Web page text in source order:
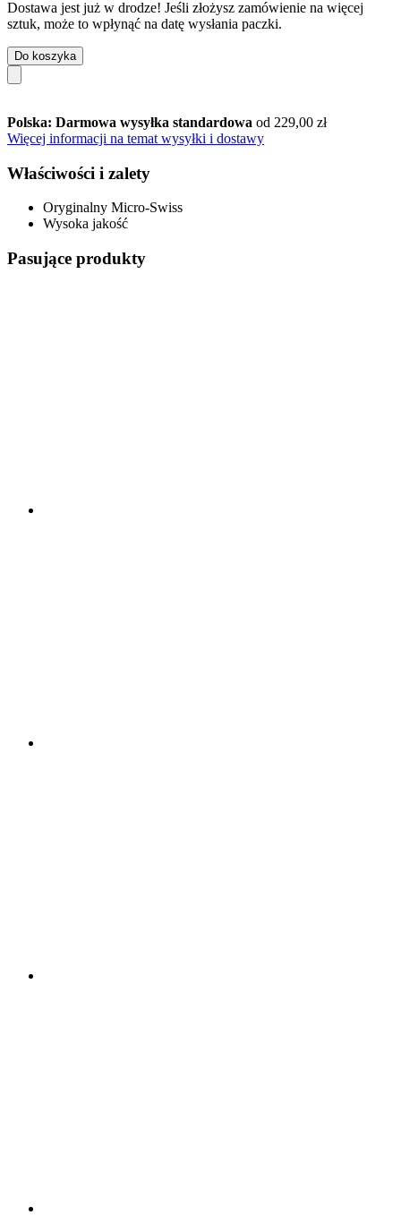
Dostawa jest już w drodze! Jeśli złożysz zamówienie na więcej
sztuk, może to wpłynąć na datę wysłania paczki.
Do koszyka
Polska: Darmowa wysyłka standardowa od 229,00 zł
Więcej informacji na temat wysyłki i dostawy
Właściwości i zalety
Oryginalny Micro-Swiss
Wysoka jakość
Pasujące produkty